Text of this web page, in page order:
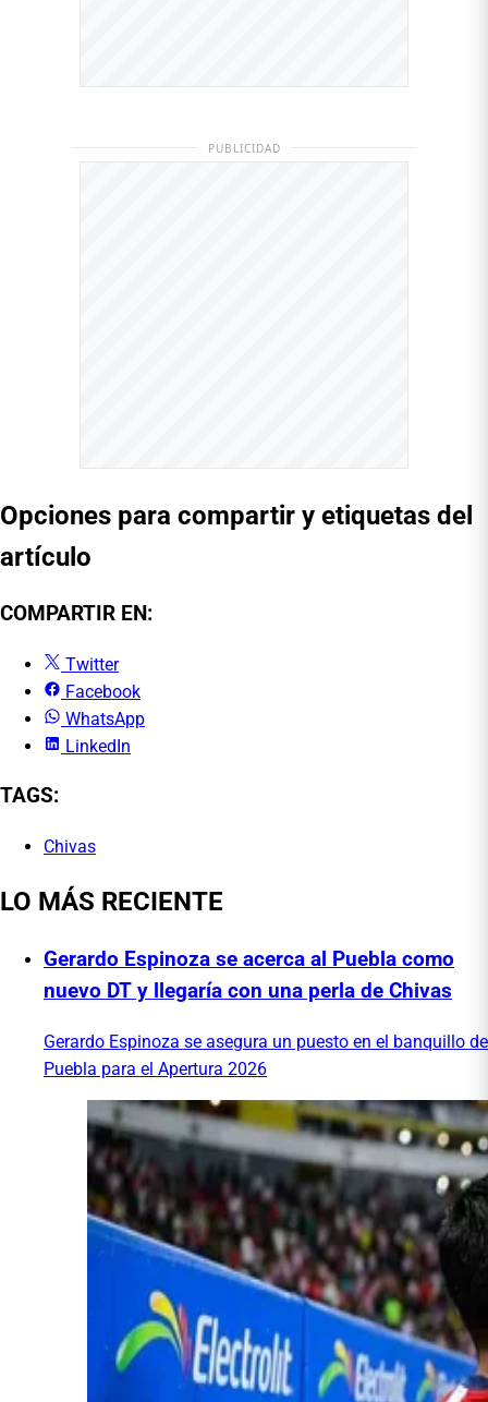
PUBLICIDAD
Opciones para compartir y etiquetas del
artículo
COMPARTIR EN:
Twitter
Facebook
WhatsApp
LinkedIn
TAGS:
Chivas
LO MÁS RECIENTE
Gerardo Espinoza se acerca al Puebla como
nuevo DT y llegaría con una perla de Chivas
Gerardo Espinoza se asegura un puesto en el banquillo de
Puebla para el Apertura 2026